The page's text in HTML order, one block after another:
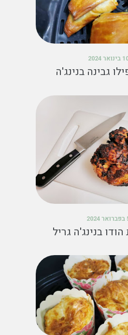
2024
גבינה בנינג'ה
בנינג'ה גריל